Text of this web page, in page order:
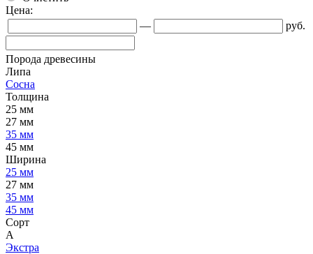
Цена:
—
руб.
Порода древесины
Липа
Сосна
Толщина
25 мм
27 мм
35 мм
45 мм
Ширина
25 мм
27 мм
35 мм
45 мм
Сорт
А
Экстра